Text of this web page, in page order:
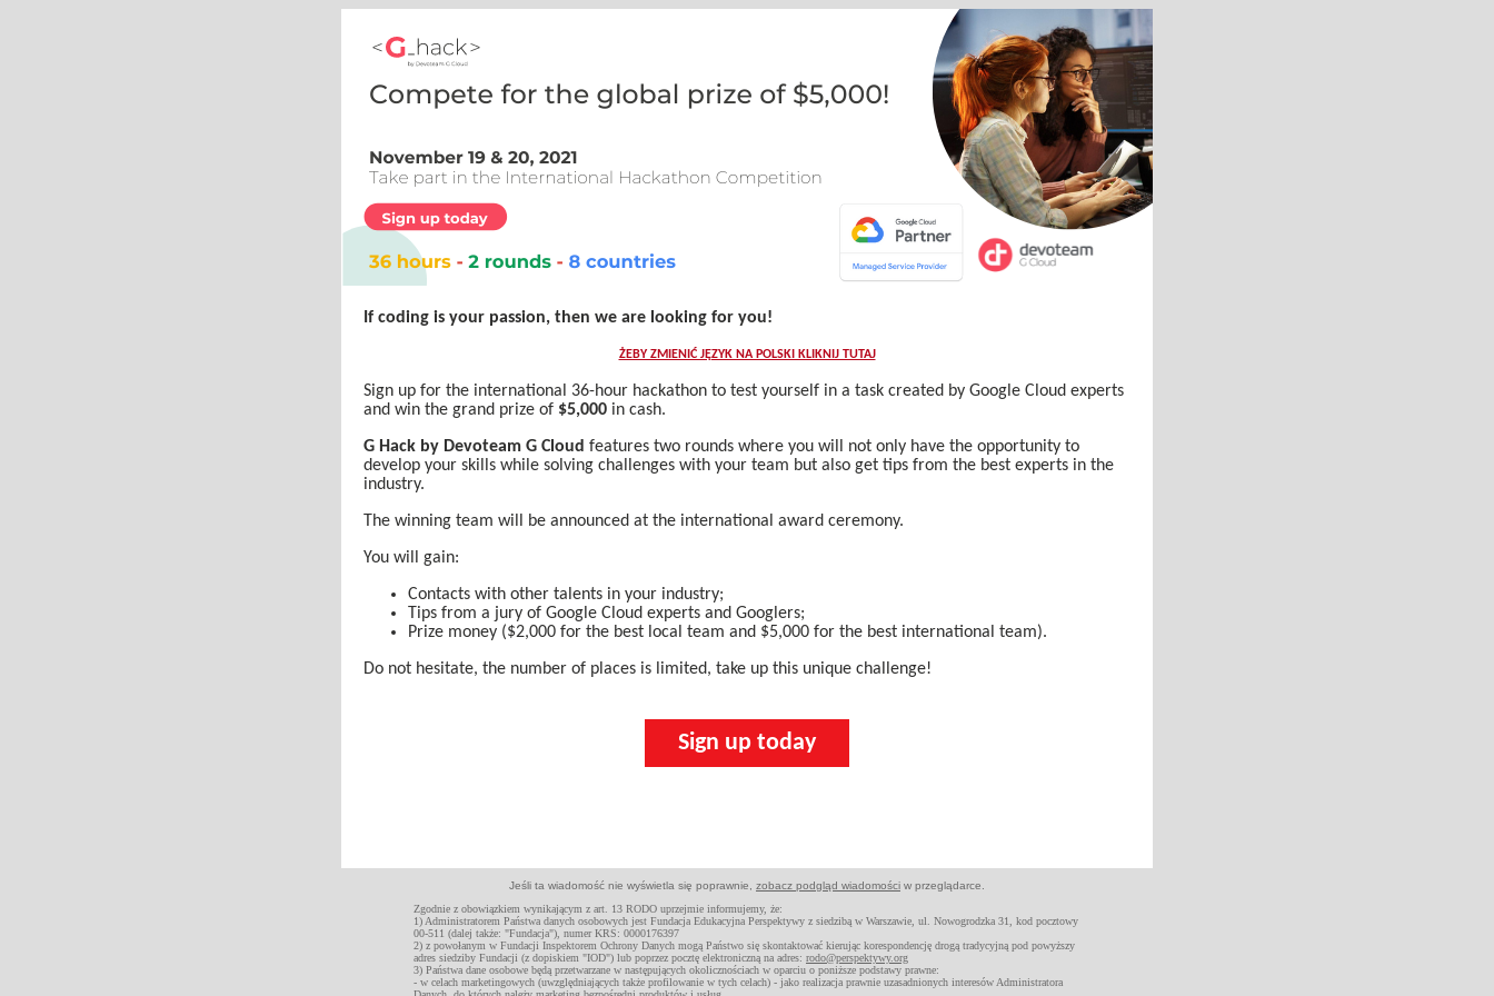
If coding is your passion, then we are looking for you!
ŻEBY ZMIENIĆ JĘZYK NA POLSKI KLIKNIJ TUTAJ
Sign up for the international 36-hour hackathon to test yourself in a task created by Google Cloud experts
and win the grand prize of $5,000 in cash.
G Hack by Devoteam G Cloud features two rounds where you will not only have the opportunity to
develop your skills while solving challenges with your team but also get tips from the best experts in the
industry.
The winning team will be announced at the international award ceremony.
You will gain:
Contacts with other talents in your industry;
Tips from a jury of Google Cloud experts and Googlers;
Prize money ($2,000 for the best local team and $5,000 for the best international team).
Do not hesitate, the number of places is limited, take up this unique challenge!
Sign up today
Jeśli ta wiadomość nie wyświetla się poprawnie, zobacz podgląd wiadomości w przeglądarce.
Zgodnie z obowiązkiem wynikającym z art. 13 RODO uprzejmie informujemy, że:
1) Administratorem Państwa danych osobowych jest Fundacja Edukacyjna Perspektywy z siedzibą w Warszawie, ul. Nowogrodzka 31, kod pocztowy
00-511 (dalej także: "Fundacja"), numer KRS: 0000176397
2) z powołanym w Fundacji Inspektorem Ochrony Danych mogą Państwo się skontaktować kierując korespondencję drogą tradycyjną pod powyższy
adres siedziby Fundacji (z dopiskiem "IOD") lub poprzez pocztę elektroniczną na adres: rodo@perspektywy.org
3) Państwa dane osobowe będą przetwarzane w następujących okolicznościach w oparciu o poniższe podstawy prawne:
- w celach marketingowych (uwzględniających także profilowanie w tych celach) - jako realizacja prawnie uzasadnionych interesów Administratora